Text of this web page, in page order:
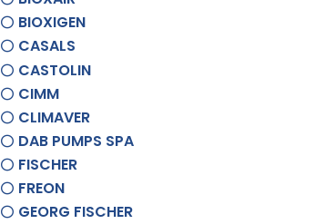
BIOXIGEN
CASALS
CASTOLIN
CIMM
CLIMAVER
DAB PUMPS SPA
FISCHER
FREON
GEORG FISCHER